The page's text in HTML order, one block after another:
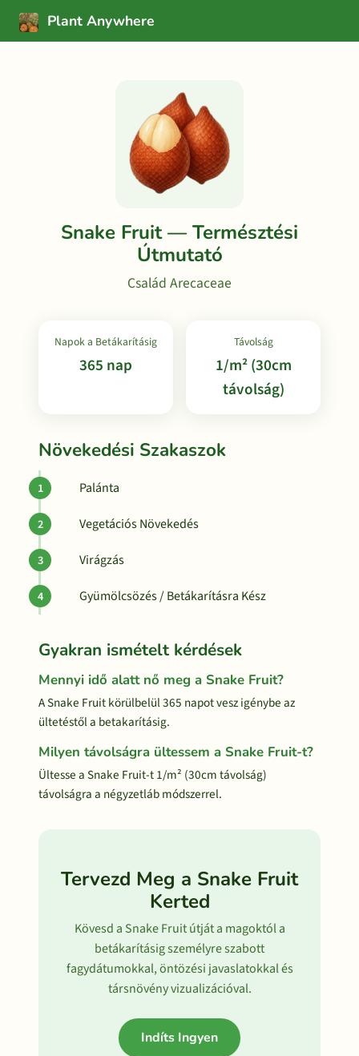
Plant Anywhere
Snake Fruit — Természtési
Útmutató
Család Arecaceae
Napok a Betákarításig
365 nap
Távolság
1/m² (30cm
távolság)
Növekedési Szakaszok
Palánta
Vegetációs Növekedés
Virágzás
Gyümölcsözés / Betákarításra Kész
Gyakran ismételt kérdések
Mennyi idő alatt nő meg a Snake Fruit?
A Snake Fruit körülbelül 365 napot vesz igénybe az
ültetéstől a betakarításig.
Milyen távolságra ültessem a Snake Fruit-t?
Ültesse a Snake Fruit-t 1/m² (30cm távolság)
távolságra a négyzetláb módszerrel.
Tervezd Meg a Snake Fruit
Kerted
Kövesd a Snake Fruit útját a magoktól a
betákarításig személyre szabott
fagydátumokkal, öntözési javaslatokkal és
társnövény vizualizációval.
Indíts Ingyen